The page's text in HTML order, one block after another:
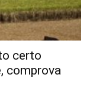
certo
comprova